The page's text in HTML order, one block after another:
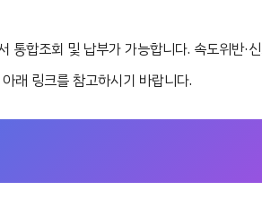
통합조회 및 납부가 가능합니다. 속도위반·
래 링크를 참고하시기 바랍니다.